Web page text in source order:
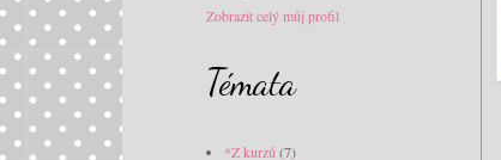
Zobrazit celý můj profil
Témata
*Z kurzů (7)